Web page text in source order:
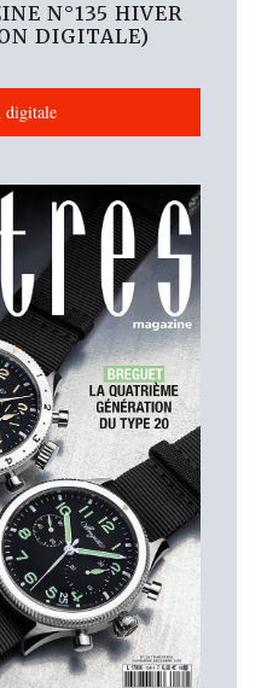
N°135 HIVER
DIGITALE)